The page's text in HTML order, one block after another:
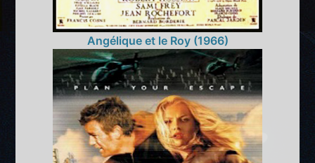
Angélique et le Roy (1966)